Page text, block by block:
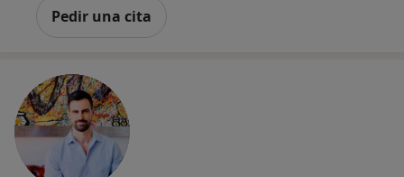
Pedir una cita